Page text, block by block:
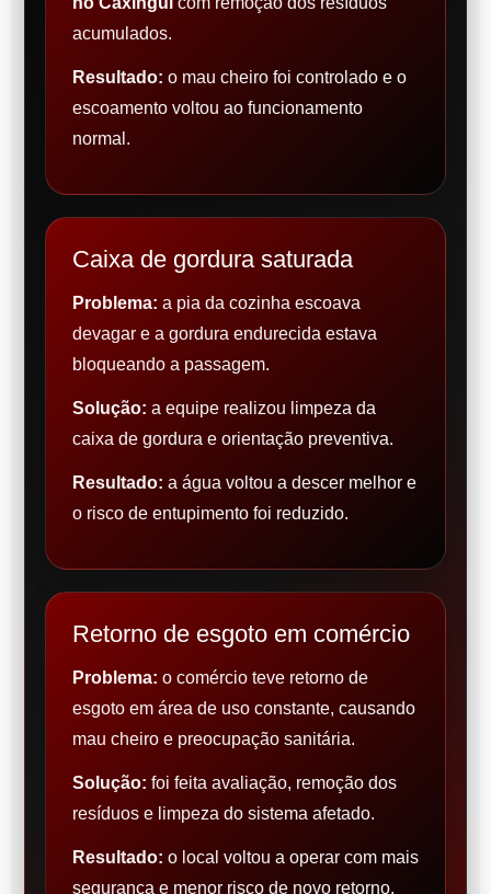
acumulados.
Resultado: o mau cheiro foi controlado e o
escoamento voltou ao funcionamento
normal.
Caixa de gordura saturada
Problema: a pia da cozinha escoava
devagar e a gordura endurecida estava
bloqueando a passagem.
Solução: a equipe realizou limpeza da
caixa de gordura e orientação preventiva.
Resultado: a água voltou a descer melhor e
o risco de entupimento foi reduzido.
Retorno de esgoto em comércio
Problema: o comércio teve retorno de
esgoto em área de uso constante, causando
mau cheiro e preocupação sanitária.
Solução: foi feita avaliação, remoção dos
resíduos e limpeza do sistema afetado.
Resultado: o local voltou a operar com mais
segurança e menor risco de novo retorno.